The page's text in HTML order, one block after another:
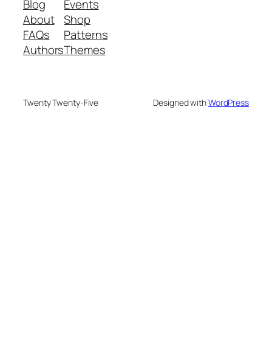
Blog
About
FAQs
Authors
Events
Shop
Patterns
Themes
Twenty Twenty-Five Designed withWordPress